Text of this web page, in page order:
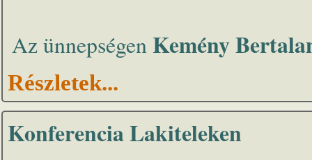
Az ünnepségen Kemény
Részletek...
Konferencia Lakiteleken